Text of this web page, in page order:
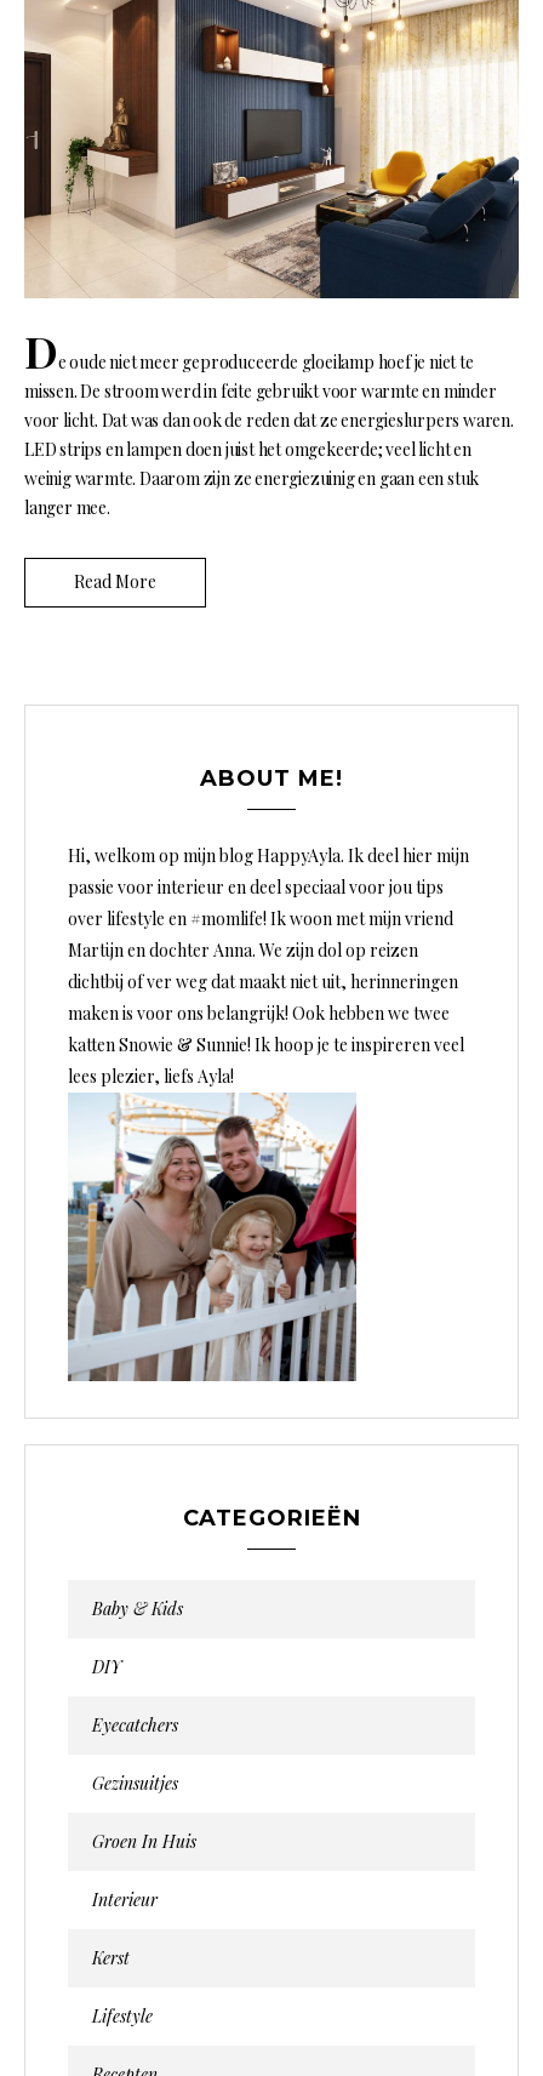
De oude niet meer geproduceerde gloeilamp hoef je niet te
missen. De stroom werd in feite gebruikt voor warmte en minder
voor licht. Dat was dan ook de reden dat ze energieslurpers waren.
LED strips en lampen doen juist het omgekeerde; veel licht en
weinig warmte. Daarom zijn ze energiezuinig en gaan een stuk
langer mee.
Read More
ABOUT ME!
Hi, welkom op mijn blog HappyAyla. Ik deel hier mijn
passie voor interieur en deel speciaal voor jou tips
over lifestyle en #momlife! Ik woon met mijn vriend
Martijn en dochter Anna. We zijn dol op reizen
dichtbij of ver weg dat maakt niet uit, herinneringen
maken is voor ons belangrijk! Ook hebben we twee
katten Snowie & Sunnie! Ik hoop je te inspireren veel
lees plezier, liefs Ayla!
CATEGORIEËN
Baby & Kids
DIY
Eyecatchers
Gezinsuitjes
Groen In Huis
Interieur
Kerst
Lifestyle